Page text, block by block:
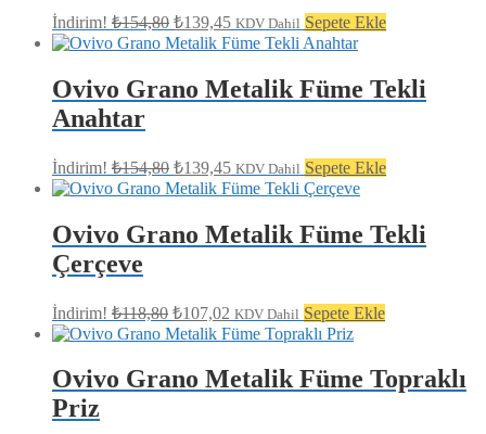
İndirim! ₺154,80 Orijinal
fiyat:
₺139,45 Şu
andaki
fiyat:
₺139,45.
KDV Dahil Sepete Ekle
Ovivo Grano Metalik Füme Tekli
Anahtar
İndirim! ₺154,80 Orijinal
fiyat:
₺139,45 Şu
andaki
fiyat:
₺139,45.
KDV Dahil Sepete Ekle
Ovivo Grano Metalik Füme Tekli
Çerçeve
İndirim! ₺118,80 Orijinal
fiyat:
₺107,02 Şu
andaki
fiyat:
₺107,02.
KDV Dahil Sepete Ekle
Ovivo Grano Metalik Füme Topraklı
Priz